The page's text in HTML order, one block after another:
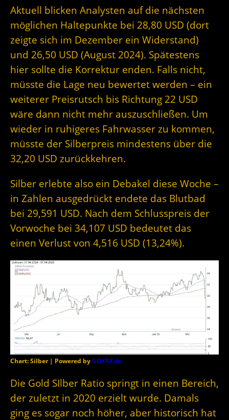
Aktuell blicken Analysten auf die nächsten
möglichen Haltepunkte bei 28,80 USD (dort
zeigte sich im Dezember ein Widerstand)
und 26,50 USD (August 2024). Spätestens
hier sollte die Korrektur enden. Falls nicht,
müsste die Lage neu bewertet werden – ein
weiterer Preisrutsch bis Richtung 22 USD
wäre dann nicht mehr auszuschließen. Um
wieder in ruhigeres Fahrwasser zu kommen,
müsste der Silberpreis mindestens über die
32,20 USD zurückkehren.
Silber erlebte also ein Debakel diese Woche –
in Zahlen ausgedrückt endete das Blutbad
bei 29,591 USD. Nach dem Schlusspreis der
Vorwoche bei 34,107 USD bedeutet das
einen Verlust von 4,516 USD (13,24%).
Chart: Silber | Powered byGOYAX.de
Die Gold SIlber Ratio springt in einen Bereich,
der zuletzt in 2020 erzielt wurde. Damals
ging es sogar noch höher, aber historisch hat